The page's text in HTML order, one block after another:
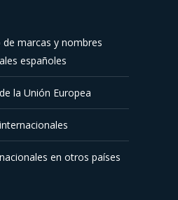
de marcas y nombres
españoles
la Unión Europea
en otros países